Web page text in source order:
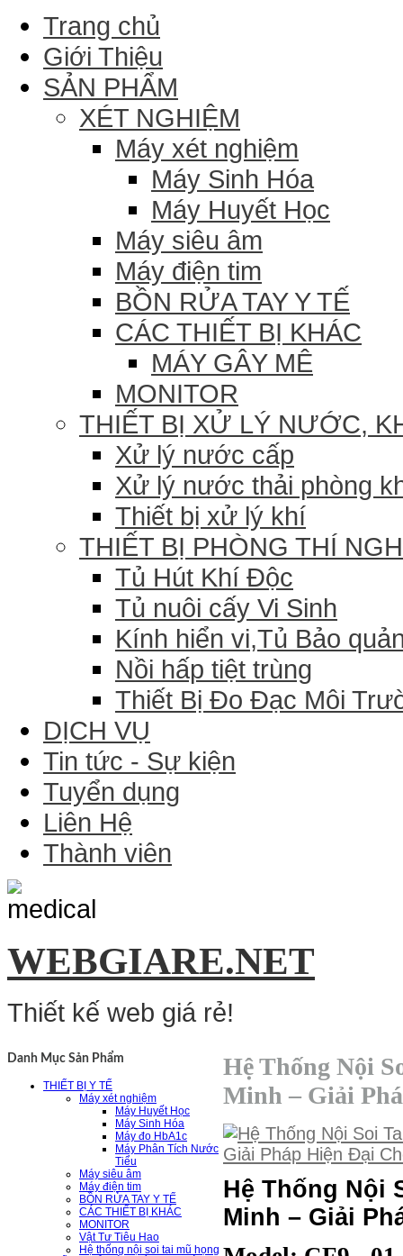
Trang chủ
Giới Thiệu
SẢN PHẨM
XÉT NGHIỆM
Máy xét nghiệm
Máy Sinh Hóa
Máy Huyết Học
Máy siêu âm
Máy điện tim
BỒN RỬA TAY Y TẾ
CÁC THIẾT BỊ KHÁC
MÁY GÂY MÊ
MONITOR
THIẾT BỊ XỬ LÝ NƯỚC,
Xử lý nước cấp
Xử lý nước thải phòng
Thiết bị xử lý khí
THIẾT BỊ PHÒNG THÍ
Tủ Hút Khí Độc
Tủ nuôi cấy Vi Sinh
Kính hiển vi,Tủ Bảo
Nồi hấp tiệt trùng
Thiết Bị Đo Đạc Môi
DỊCH VỤ
Tin tức - Sự kiện
Tuyển dụng
Liên Hệ
Thành viên
WEBGIARE.NET
Thiết kế web giá rẻ!
Danh Mục Sản Phẩm
THIẾT BỊ Y TẾ
Máy xét nghiệm
Máy Huyết Học
Máy Sinh Hóa
Máy đo HbA1c
Máy Phân Tích Nước
Tiểu
Máy siêu âm
Máy điện tim
BỒN RỬA TAY Y TẾ
CÁC THIẾT BỊ KHÁC
MONITOR
Vật Tư Tiêu Hao
Hệ thống nội soi tai mũ họng
Hệ Thống Nội
Minh – Giải
Hệ Thống Nội
Minh – Giải